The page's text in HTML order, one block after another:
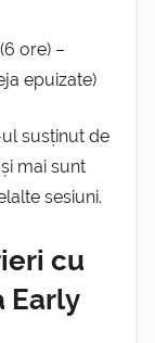
ore) –
epuizate)
susținut de
mai sunt
sesiuni.
cu
Early